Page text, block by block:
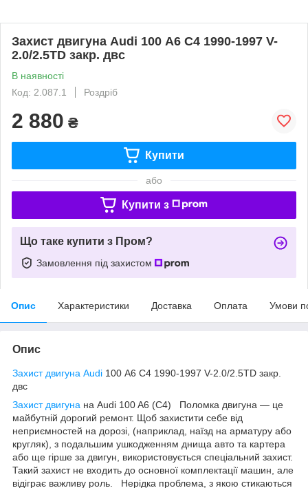
Захист двигуна Audi 100 А6 С4 1990-1997 V-
2.0/2.5TD закр. двс
В наявності
Код: 2.087.1
Роздріб
2 880 ₴
Купити
або
Купити з
Що таке купити з Пром?
Замовлення під захистом
Опис Характеристики Доставка Оплата Умови
Опис
Захист двигуна Audi 100 А6 С4 1990-1997 V-2.0/2.5TD закр.
двс
Захист двигуна на Audi 100 A6 (C4) Поломка двигуна — це
майбутній дорогий ремонт. Щоб захистити себе від
неприємностей на дорозі, (наприклад, наїзд на арматуру або
кругляк), з подальшим ушкодженням днища авто та картера
або ще гірше за двигун, використовується спеціальний захист.
Такий захист не входить до основної комплектації машин, але
відіграє важливу роль. Нерідка проблема, з якою стикаються